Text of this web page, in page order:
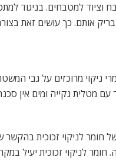
למטבחים. בניגוד
אותם. כך עושים זאת
ניקוי מרוכזים על גבי
עם מטלית נקייה ומים אין
חומר לניקוי זכוכית
חומר לניקוי זכוכית יעיל